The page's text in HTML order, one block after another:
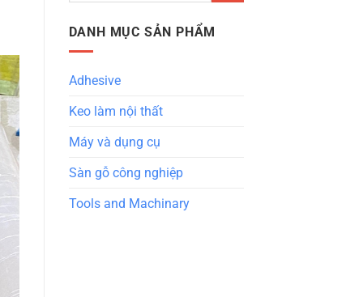
DANH MỤC SẢN PHẨM
Adhesive
Keo làm nội thất
Máy và dụng cụ
Sàn gỗ công nghiệp
Tools and Machinary